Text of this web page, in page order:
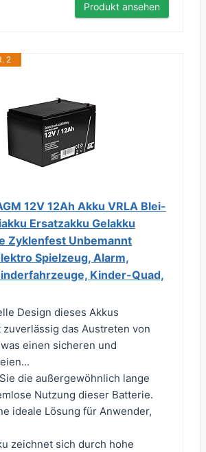
Produkt ansehen
2
12V 12Ah Akku VRLA Blei-
Ersatzakku Gelakku
Zyklenfest Unbemannt
Spielzeug, Alarm,
Kinder-Quad,
Design dieses Akkus
das Austreten von
einen sicheren und
die außergewöhnlich lange
Nutzung dieser Batterie.
ideale Lösung für Anwender,
zeichnet sich durch hohe